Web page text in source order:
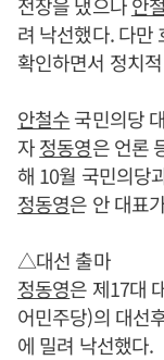
려 낙선했다. 다만
확인하면서 정치
안철수국민의당
자정동영은 언론
해 10월 국민의당
정동영은 안 대표
△대선 출마
정동영은 제17대
어민주당)의 대선
에 밀려 낙선했다.